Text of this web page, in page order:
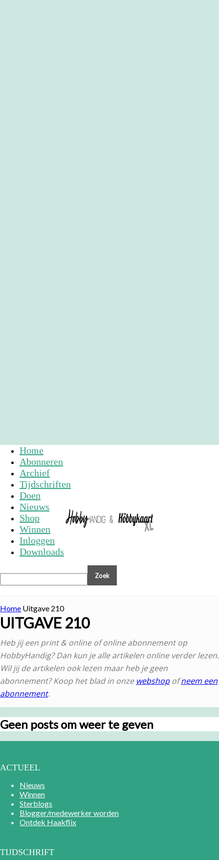
Home
Abonneren
Archief
Tijdschriften
Doen
Nieuws
Shop
Winnen
Inloggen
Downloads
Home Uitgave 210
UITGAVE 210
Heb jij een print & online of online abonnement op
HobbyHandig? Dan kun je alle artikelen online verder lezen.
Wil jij de artikelen ook lezen maar heb je geen
abonnement? Koop het blad in onze webshopofneem een
abonnement.
Geen posts om weer te geven
ACTUEEL
Nieuws
Winnen
Sterblogs
Blogger/medewerker worden
Ontdek Haakflix
TIJDSCHRIFT